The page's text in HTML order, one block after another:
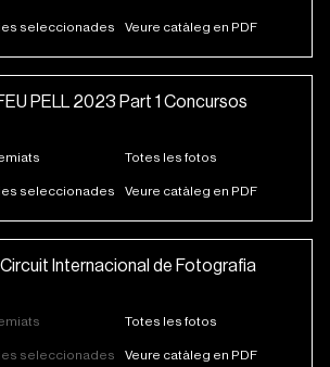
seleccionades Veure catàleg en PDF
PELL 2023 Part 1 Concursos
Totes les fotos
seleccionades Veure catàleg en PDF
Internacional de Fotografia
Totes les fotos
seleccionades Veure catàleg en PDF